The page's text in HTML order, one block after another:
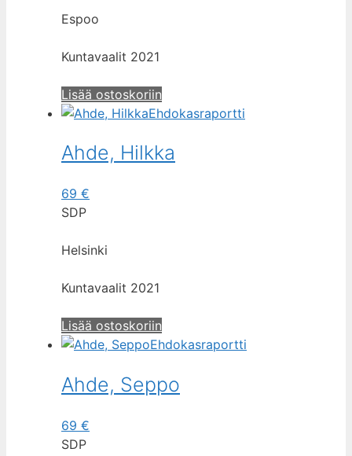
Espoo
Kuntavaalit 2021
Lisää ostoskoriin
Ehdokasraportti
Ahde, Hilkka
69 €
SDP
Helsinki
Kuntavaalit 2021
Lisää ostoskoriin
Ehdokasraportti
Ahde, Seppo
69 €
SDP